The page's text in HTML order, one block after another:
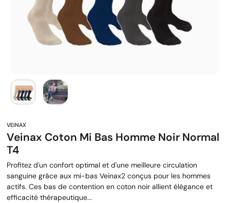
Veinax Coton Mi Bas Homme Noir Normal
T4
Profitez d'un confort optimal et d'une meilleure circulation
sanguine grâce aux mi-bas Veinax2 conçus pour les hommes
actifs. Ces bas de contention en coton noir allient élégance et
efficacité thérapeutique...